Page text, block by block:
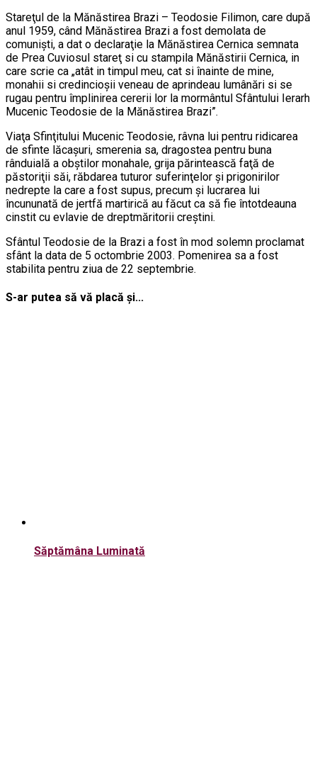
Stareţul de la Mănăstirea Brazi – Teodosie Filimon, care după
anul 1959, când Mănăstirea Brazi a fost demolata de
comunişti, a dat o declaraţie la Mănăstirea Cernica semnata
de Prea Cuviosul stareţ si cu stampila Mănăstirii Cernica, in
care scrie ca „atât in timpul meu, cat si înainte de mine,
monahii si credincioşii veneau de aprindeau lumânări si se
rugau pentru împlinirea cererii lor la mormântul Sfântului Ierarh
Mucenic Teodosie de la Mănăstirea Brazi”.
Viaţa Sfinţitului Mucenic Teodosie, râvna lui pentru ridicarea
de sfinte lăcaşuri, smerenia sa, dragostea pentru buna
rânduială a obştilor monahale, grija părintească faţă de
păstoriţii săi, răbdarea tuturor suferinţelor şi prigonirilor
nedrepte la care a fost supus, precum şi lucrarea lui
încununată de jertfă martirică au făcut ca să fie întotdeauna
cinstit cu evlavie de dreptmăritorii creştini.
Sfântul Teodosie de la Brazi a fost în mod solemn proclamat
sfânt la data de 5 octombrie 2003. Pomenirea sa a fost
stabilita pentru ziua de 22 septembrie.
S-ar putea să vă placă și...
Săptămâna Luminată